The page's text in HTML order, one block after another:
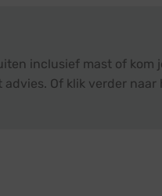
inclusief mast of kom
Of klik verder